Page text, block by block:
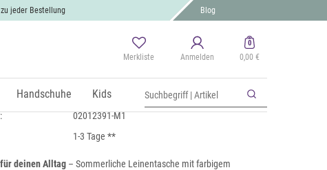
jeder Bestellung Blog
Merkliste Anmelden
0
0,00 €
Handschuhe Kids
Boho Stier
inkl. MwSt., zzgl.Versand
02012391-M1
1-3 Tage **
deinen Alltag– Sommerliche Leinentasche mit farbigem